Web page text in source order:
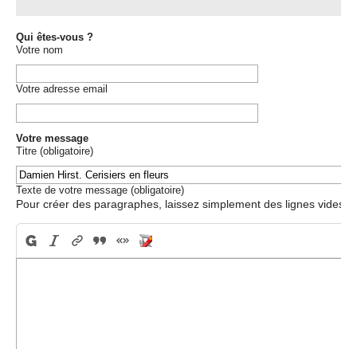
Qui êtes-vous ?
Votre nom
Votre adresse email
Votre message
Titre (obligatoire)
Texte de votre message (obligatoire)
Pour créer des paragraphes, laissez simplement des lignes vides.